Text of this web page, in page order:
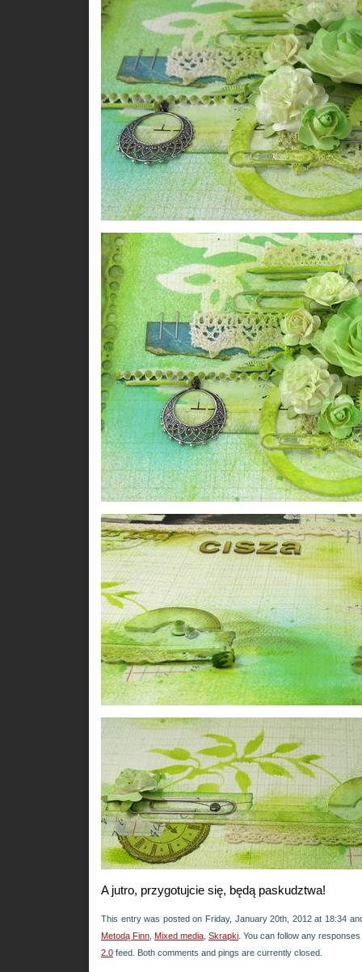
A jutro, przygotujcie się, będą paskudztwa!
This entry was posted on Friday, January 20th, 2012 at 18:34
Metodą Finn Mixed media Skrapki . You can follow any
2.0 feed. Both comments and pings are currently closed.